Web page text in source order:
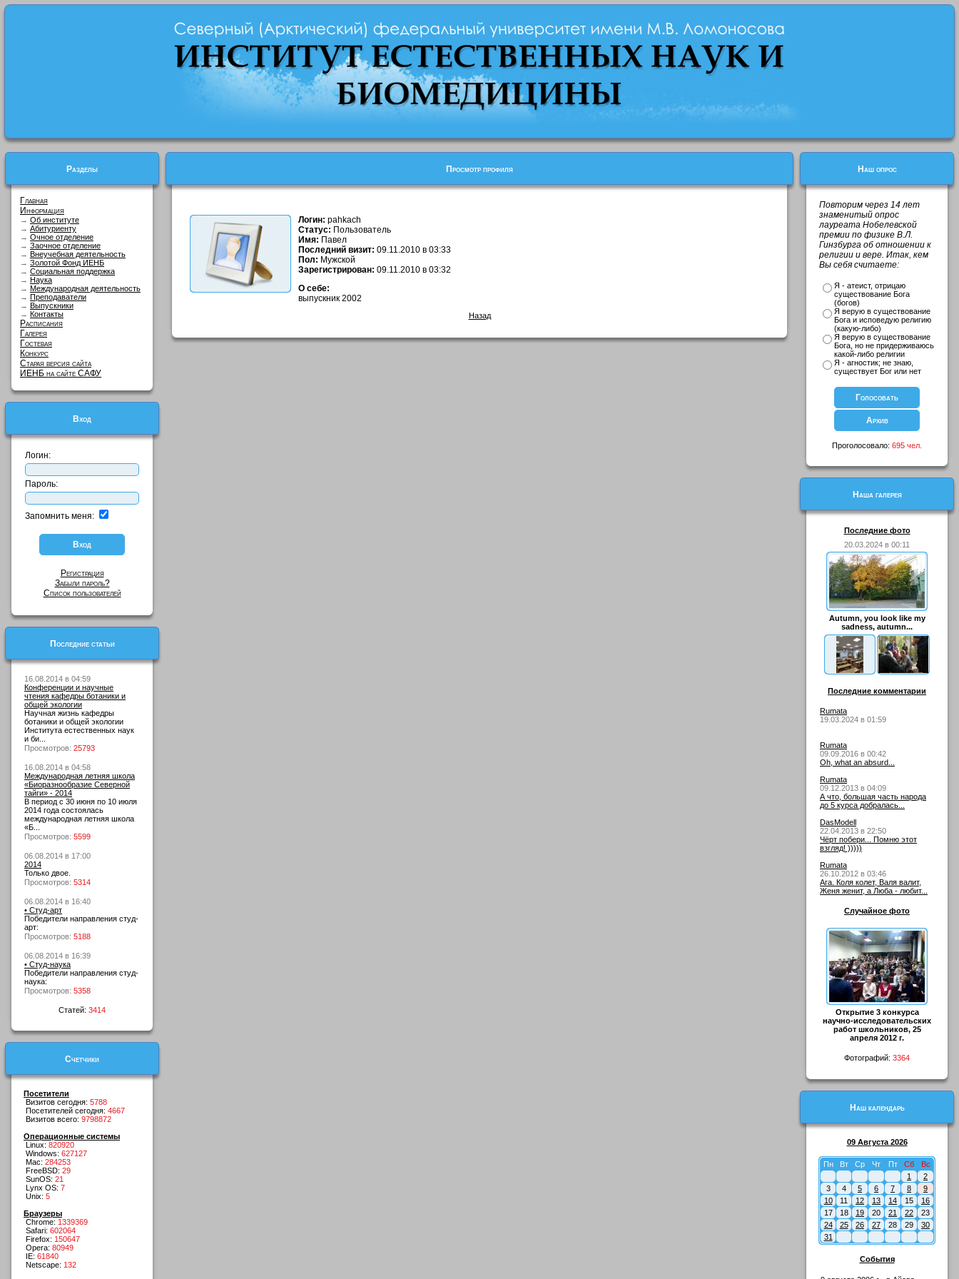
Разделы
Главная
Информация
→ Об институте
→ Абитуриенту
→ Очное отделение
→ Заочное отделение
→ Внеучебная деятельность
→ Золотой Фонд ИЕНБ
→ Социальная поддержка
→ Наука
→ Международная деятельность
→ Преподаватели
→ Выпускники
→ Контакты
Расписания
Галерея
Гостевая
Конкурс
Старая версия сайта
ИЕНБ на сайте САФУ
Вход
Логин:
Пароль:
Запомнить меня:
Регистрация
Забыли пароль?
Список пользователей
Последние статьи
16.08.2014 в 04:59
Конференции и научные
чтения кафедры ботаники и
общей экологии
Научная жизнь кафедры
ботаники и общей экологии
Института естественных наук
и би...
Просмотров: 25793
16.08.2014 в 04:58
Международная летняя школа
«Биоразнообразие Северной
тайги» - 2014
В период с 30 июня по 10 июля
2014 года состоялась
международная летняя школа
«Б...
Просмотров: 5599
06.08.2014 в 17:00
2014
Только двое.
Просмотров: 5314
06.08.2014 в 16:40
• Студ-арт
Победители направления студ-
арт:
Просмотров: 5188
06.08.2014 в 16:39
• Студ-наука
Победители направления студ-
наука:
Просмотров: 5358
Статей: 3414
Счетчики
Посетители
Визитов сегодня: 5788
Посетителей сегодня: 4667
Визитов всего: 9798872
Операционные системы
Linux: 820920
Windows: 627127
Mac: 284253
FreeBSD: 29
SunOS: 21
Lynx OS: 7
Unix: 5
Браузеры
Chrome: 1339369
Safari: 602064
Firefox: 150647
Opera: 80949
IE: 61840
Netscape: 132
Просмотр профиля
Логин: pahkach
Статус: Пользователь
Имя: Павел
Последний визит: 09.11.2010 в 03:33
Пол: Мужской
Зарегистрирован: 09.11.2010 в 03:32
О себе:
выпускник 2002
Назад
Наш опрос
Повторим через 14 лет
знаменитый опрос
лауреата Нобелевской
премии по физике В.Л.
Гинзбурга об отношении к
религии и вере. Итак, кем
Вы себя считаете:
Я - атеист, отрицаю
существование Бога
(богов)
Я верую в существование
Бога и исповедую религию
(какую-либо)
Я верую в существование
Бога, но не придерживаюсь
какой-либо религии
Я - агностик; не знаю,
существует Бог или нет
Проголосовало: 695 чел.
Наша галерея
Последние фото
20.03.2024 в 00:11
Autumn, you look like my
sadness, autumn...
Последние комментарии
Rumata
19.03.2024 в 01:59
Rumata
09.09.2016 в 00:42
Oh, what an absurd...
Rumata
09.12.2013 в 04:09
А что, большая часть народа
до 5 курса добралась...
DasModell
22.04.2013 в 22:50
Чёрт побери... Помню этот
взгляд! )))))
Rumata
26.10.2012 в 03:46
Ага. Коля колет, Валя валит,
Женя женит, а Люба - любит...
Случайное фото
Открытие 3 конкурса
научно-исследовательских
работ школьников, 25
апреля 2012 г.
Фотографий: 3364
Наш календарь
09 Августа 2026
Пн Вт Ср Чт Пт Сб
Вс
1
2
3
4 5 6 7 8
9
10
11 12 13 14 15
16
17
18 19 20 21 22
23
24
25 26 27 28 29
30
31
События